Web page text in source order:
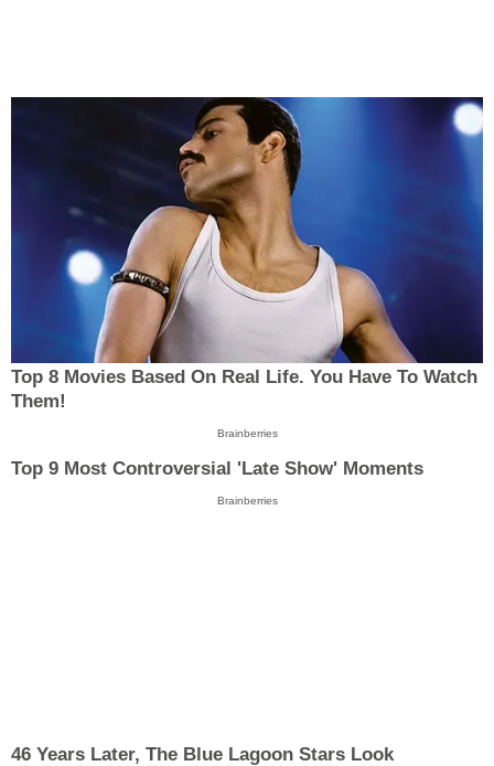
Top 8 Movies Based On Real Life. You Have To Watch
Them!
Brainberries
Top 9 Most Controversial 'Late Show' Moments
Brainberries
46 Years Later, The Blue Lagoon Stars Look